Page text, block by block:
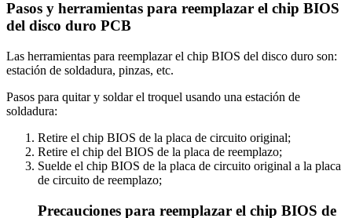
Pasos y herramientas para reemplazar el chip BIOS
del disco duro PCB
Las herramientas para reemplazar el chip BIOS del disco duro son:
estación de soldadura, pinzas, etc.
Pasos para quitar y soldar el troquel usando una estación de
soldadura:
Retire el chip BIOS de la placa de circuito original;
Retire el chip del BIOS de la placa de reemplazo;
Suelde el chip BIOS de la placa de circuito original a la placa
de circuito de reemplazo;
Precauciones para reemplazar el chip BIOS de